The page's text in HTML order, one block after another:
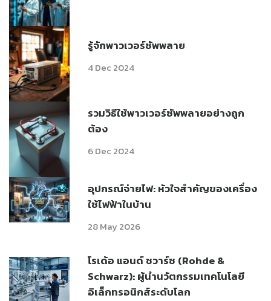
รู้จักพาวเวอร์ซัพพลาย
4 Dec 2024
รวมวิธีใช้พาวเวอร์ซัพพลายอย่างถูก
ต้อง
6 Dec 2024
อุปกรณ์จ่ายไฟ: หัวใจสำคัญของเครื่อง
ใช้ไฟฟ้าในบ้าน
28 May 2026
โรเด้อ แอนด์ ชวาร์ซ (Rohde &
Schwarz): ผู้นำนวัตกรรมเทคโนโลยี
อิเล็กทรอนิกส์ระดับโลก